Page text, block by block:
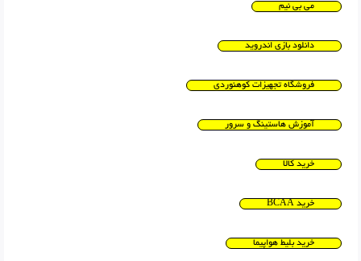
می بی نیم
دانلود بازی اندروید
فروشگاه تجهیزات کوهنوردی
آموزش هاستینگ و سرور
خرید کالا
خرید BCAA
خرید بلیط هواپیما